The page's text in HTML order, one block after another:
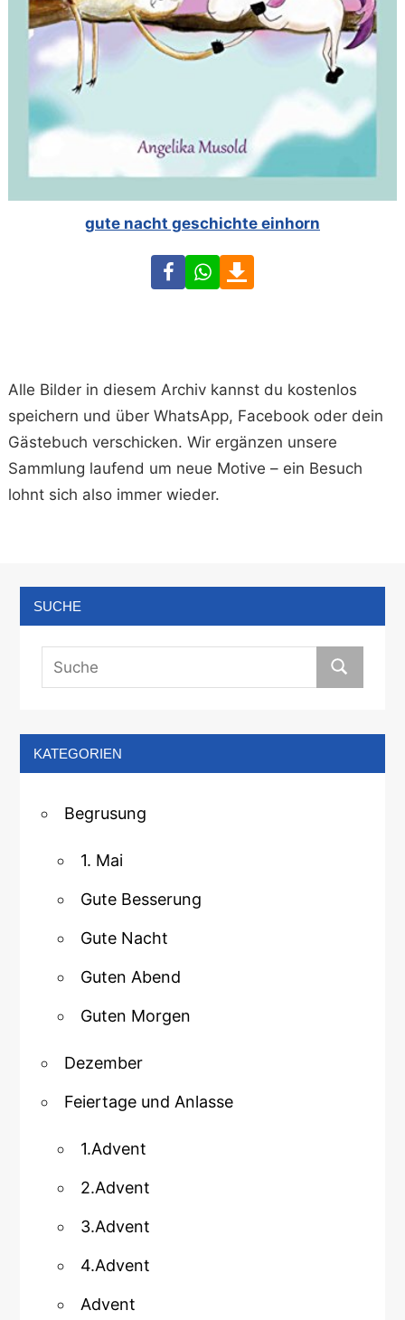
gute nacht geschichte einhorn
FacebookWhatsApp
Alle Bilder in diesem Archiv kannst du kostenlos
speichern und über WhatsApp, Facebook oder dein
Gästebuch verschicken. Wir ergänzen unsere
Sammlung laufend um neue Motive – ein Besuch
lohnt sich also immer wieder.
SUCHE
KATEGORIEN
Begrusung
1. Mai
Gute Besserung
Gute Nacht
Guten Abend
Guten Morgen
Dezember
Feiertage und Anlasse
1.Advent
2.Advent
3.Advent
4.Advent
Advent